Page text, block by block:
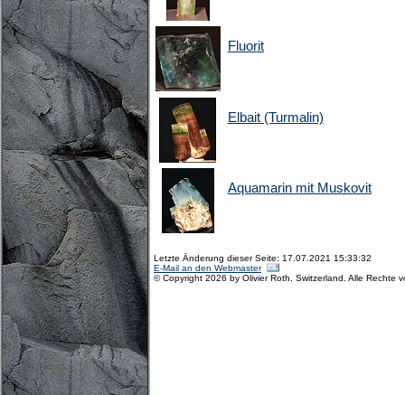
Fluorit
Elbait (Turmalin)
Aquamarin mit Muskovit
Letzte Änderung dieser Seite: 17.07.2021 15:33:32
E-Mail an den Webmaster
© Copyright 2026 by Olivier Roth, Switzerland. Alle Rechte